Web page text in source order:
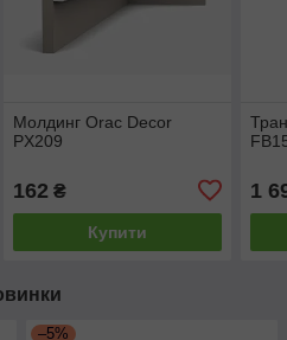
Молдинг Orac Decor
PX209
162 ₴
Купити
1
–5%